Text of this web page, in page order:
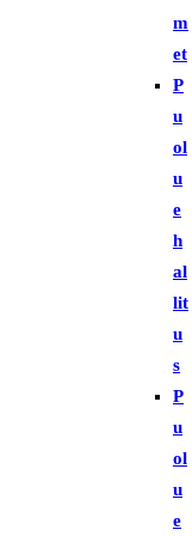
m
et
P
u
ol
u
e
h
al
lit
u
s
P
u
ol
u
e